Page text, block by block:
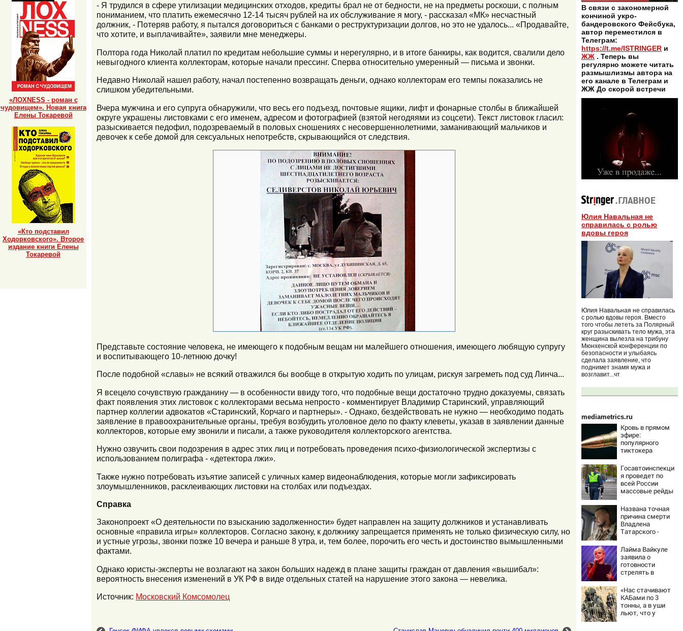
- Я трудился в сфере утилизации медицинских отходов, кредиты брал не от бедности, не на предметы роскоши, с полным
пониманием, что платить ежемесячно 12-14 тысяч рублей на их обслуживание я могу, - рассказал «МК» несчастный
должник, - Потеряв работу, я пытался договориться с банками о реструктуризации долгов, но это не удалось... «Продавайте,
что хотите, и выплачивайте», заявили мне менеджеры.
Полтора года Николай платил по кредитам небольшие суммы и нерегулярно, и в итоге банкиры, как водится, свалили дело
невыгодного клиента коллекторам, которые начали прессинг. Сперва относительно умеренный — письма и звонки.
Недавно Николай нашел работу, начал постепенно возвращать деньги, однако коллекторам его темпы показались не
слишком убедительными.
Вчера мужчина и его супруга обнаружили, что весь его подъезд, почтовые ящики, лифт и фонарные столбы в ближайшей
округе украшены листовками с его именем, адресом и фотографией (взятой негодяями из соцсети). Текст листовок гласил:
разыскивается педофил, подозреваемый в половых сношениях с несовершеннолетними, заманивающий мальчиков и
девочек к себе домой для сексуальных непотребств, скрывающийся от следствия.
Представьте состояние человека, не имеющего к подобным вещам ни малейшего отношения, имеющего любящую супругу
и воспитывающего 10-летнюю дочку!
После подобной «славы» не всякий отважился бы вообще в открытую ходить по улицам, рискуя загреметь под суд Линча...
Я всецело сочувствую гражданину — в особенности ввиду того, что подобные вещи достаточно трудно доказуемы, связать
факт появления этих листовок с коллекторами весьма непросто - комментирует Владимир Старинский, управляющий
партнер коллегии адвокатов «Старинский, Корчаго и партнеры». - Однако, бездействовать не нужно — необходимо подать
заявление в правоохранительные органы, требуя возбудить уголовное дело по факту клеветы, указав в заявлении данные
коллекторов, которые ему звонили и писали, а также руководителя коллекторского агентства.
Нужно озвучить свои подозрения в адрес этих лиц и потребовать проведения психо-физиологической экспертизы с
использованием полиграфа - «детектора лжи».
Также нужно потребовать изъятие записей с уличных камер видеонаблюдения, которые могли зафиксировать
злоумышленников, расклеивающих листовки на столбах или подъездах.
Справка
Законопроект «О деятельности по взысканию задолженности» будет направлен на защиту должников и устанавливать
основные «правила игры» коллекторов. Согласно закону, к должнику запрещается применять не только физическую силу, но
и устные угрозы, звонки позже 10 вечера и раньше 8 утра, и, тем более, порочить его честь и достоинство вымышленными
фактами.
Однако юристы-эксперты не возлагают на закон больших надежд в плане защиты граждан от давления «вышибал»:
вероятность внесения изменений в УК РФ в виде отдельных статей на нарушение этого закона — невелика.
Источник: Московский Комсомолец
В связи с закономерной
кончиной укро-
бандеровского Фейсбука,
автор переместился в
Телеграм:
https://t.me/ISTRINGER и
ЖЖ . Теперь вы
регулярно можете читать
размышлизмы автора на
его канале в Телеграм и
ЖЖ До скорой встречи
Юлия Навальная не
справилась с ролью
вдовы героя
Юлия Навальная не справилась
с ролью вдовы героя. Вместо
того чтобы лететь за Полярный
круг разыскивать тело мужа, эта
женщина вылезла на трибуну
Мюнхенской конференции по
безопасности и улыбаясь
сделала заявление, что
поднимет знамя мужа и
возглавит...чт
mediametrics.ru
Кровь в прямом
эфире:
популярного
тиктокера
ресторана
Госавтоинспекци
я проведет по
всей России
массовые рейды
Названа точная
причина смерти
Владлена
Татарского -
Вести.ru
Лайма Вайкуле
заявила о
готовности
стрелять в
РФ на Латвию
«Нас стачивают
КАБами по 3
тонны, а в уши
льют, что у
«ЛОХNESS - роман с
чудовищем». Новая книга
Елены Токаревой
«Кто подставил
Ходорковского». Второе
издание книги Елены
Токаревой